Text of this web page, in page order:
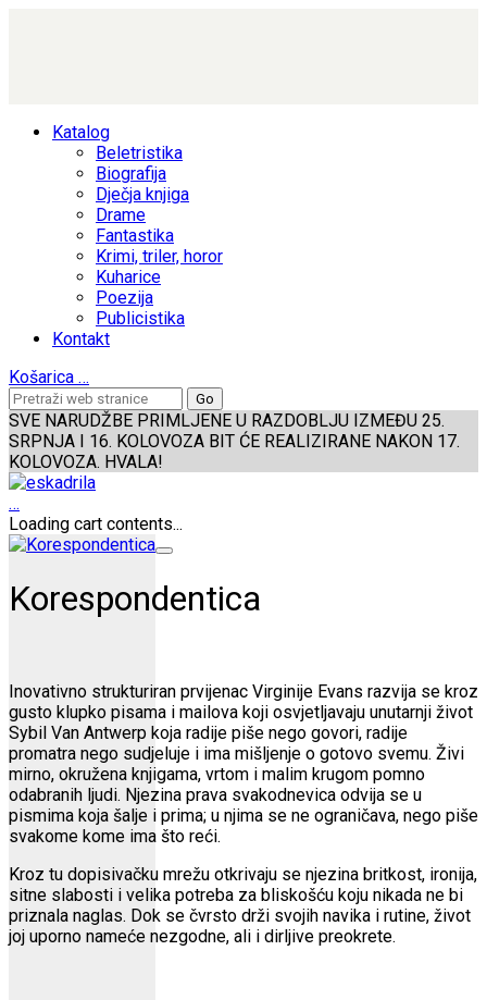
Katalog
Beletristika
Biografija
Dječja knjiga
Drame
Fantastika
Krimi, triler, horor
Kuharice
Poezija
Publicistika
Kontakt
Košarica …
SVE NARUDŽBE PRIMLJENE U RAZDOBLJU IZMEĐU 25.
SRPNJA I 16. KOLOVOZA BIT ĆE REALIZIRANE NAKON 17.
KOLOVOZA. HVALA!
…
Loading cart contents...
Korespondentica
Inovativno strukturiran prvijenac Virginije Evans razvija se kroz
gusto klupko pisama i mailova koji osvjetljavaju unutarnji život
Sybil Van Antwerp koja radije piše nego govori, radije
promatra nego sudjeluje i ima mišljenje o gotovo svemu. Živi
mirno, okružena knjigama, vrtom i malim krugom pomno
odabranih ljudi. Njezina prava svakodnevica odvija se u
pismima koja šalje i prima; u njima se ne ograničava, nego piše
svakome kome ima što reći.
Kroz tu dopisivačku mrežu otkrivaju se njezina britkost, ironija,
sitne slabosti i velika potreba za bliskošću koju nikada ne bi
priznala naglas. Dok se čvrsto drži svojih navika i rutine, život
joj uporno nameće nezgodne, ali i dirljive preokrete.